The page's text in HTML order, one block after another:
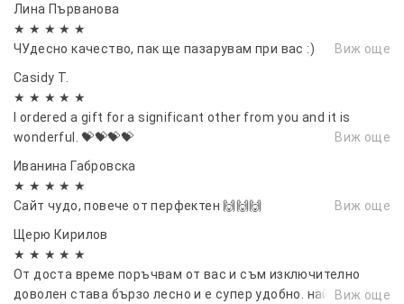
Лина Първанова
★ ★ ★ ★ ★
ЧУдесно качество, пак ще пазарувам при вас :)
Виж още
Casidy T.
★ ★ ★ ★ ★
I ordered a gift for a significant other from you and it is
wonderful. 💝💝💝💝
Виж още
Иванина Габровска
★ ★ ★ ★ ★
Сайт чудо, повече от перфектен 🙌🙌🙌
Виж още
Щерю Кирилов
★ ★ ★ ★ ★
От доста време поръчвам от вас и съм изключително
доволен става бързо лесно и е супер удобно. най-добрите
Виж още